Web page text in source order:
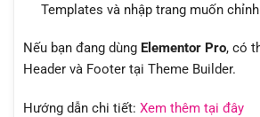
Templates và nhập trang muốn
Nếu bạn đang dùng Elementor Pro, có
Header và Footer tại Theme Builder.
Hướng dẫn chi tiết: Xem thêm tại đây